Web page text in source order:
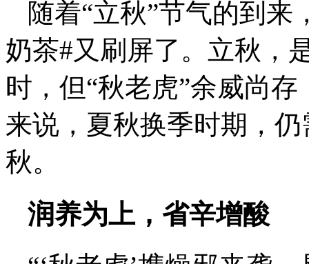
随着“立秋”节气的到
奶茶#又刷屏了。立秋，
时，但“秋老虎”余威尚
来说，夏秋换季时期，
秋。
润养为上，省辛增酸